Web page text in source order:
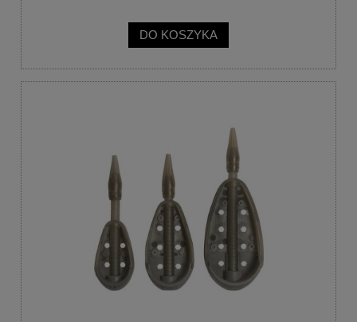
DO KOSZYKA